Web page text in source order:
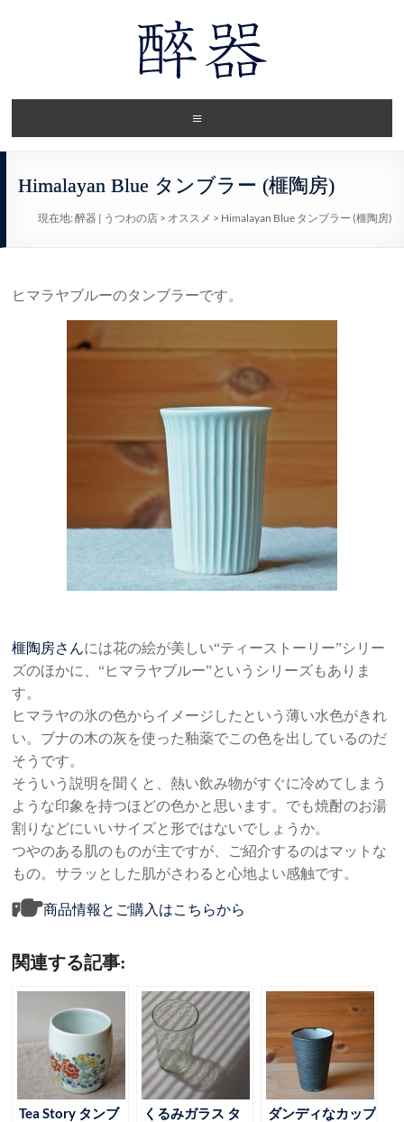
Himalayan Blue タンブラー (榧陶房)
現在地: 醉器 | うつわの店> オススメ > Himalayan Blue タンブラー (榧陶房)
ヒマラヤブルーのタンブラーです。
榧陶房さんには花の絵が美しい“ティーストーリー”シリー
ズのほかに、“ヒマラヤブルー”というシリーズもありま
す。
ヒマラヤの氷の色からイメージしたという薄い水色がきれ
い。ブナの木の灰を使った釉薬でこの色を出しているのだ
そうです。
そういう説明を聞くと、熱い飲み物がすぐに冷めてしまう
ような印象を持つほどの色かと思います。でも焼酎のお湯
割りなどにいいサイズと形ではないでしょうか。
つやのある肌のものが主ですが、ご紹介するのはマットな
もの。サラッとした肌がさわると心地よい感触です。
商品情報とご購入はこちらから
関連する記事:
Tea Story タンブ
くるみガラス タ
ダンディなカップ